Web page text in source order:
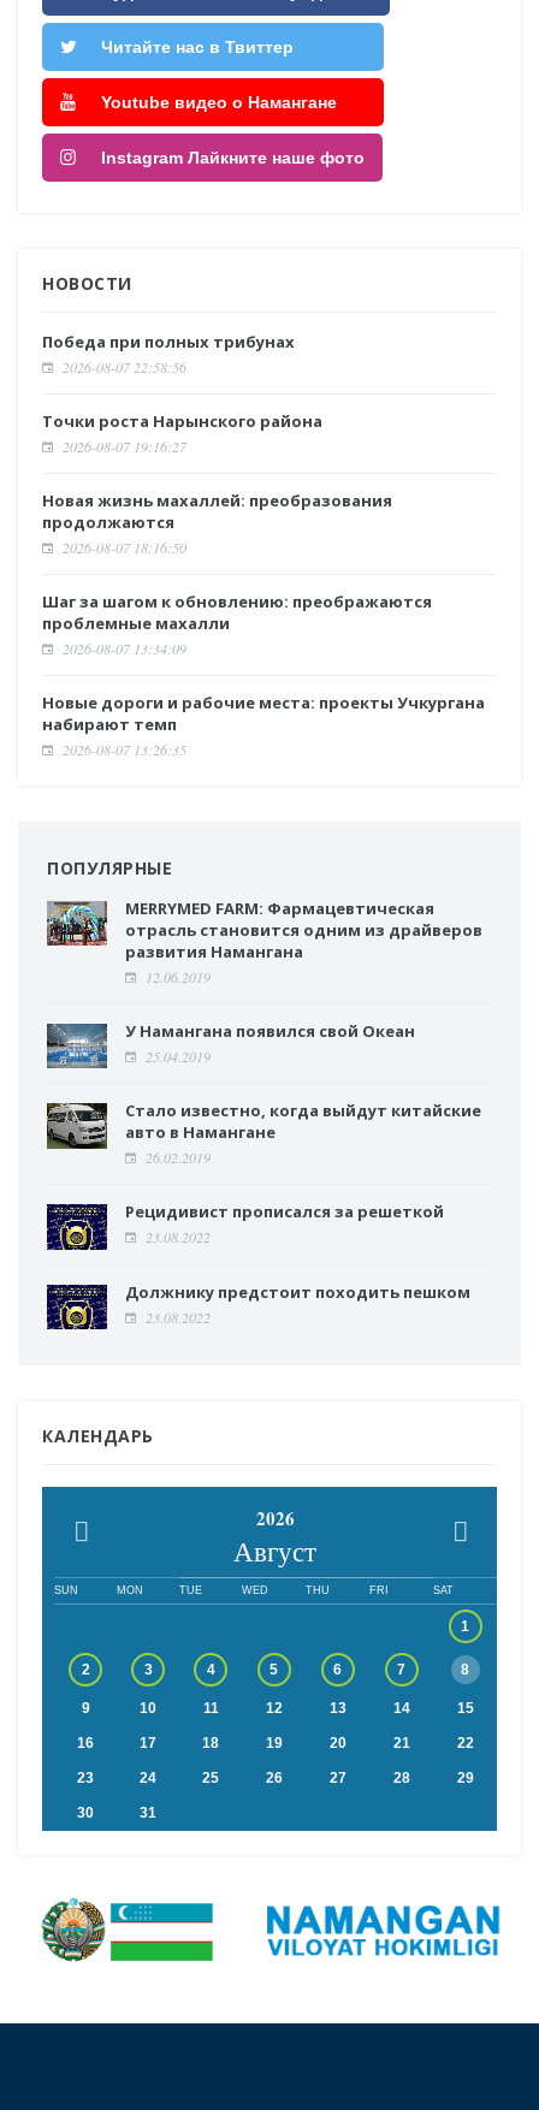
Читайте нас в Твиттер
Youtube видео о Намангане
Instagram Лайкните наше фото
НОВОСТИ
Победа при полных трибунах
2026-08-07 22:58:56
Точки роста Нарынского района
2026-08-07 19:16:27
Новая жизнь махаллей: преобразования
продолжаются
2026-08-07 18:16:50
Шаг за шагом к обновлению: преображаются
проблемные махалли
2026-08-07 13:34:09
Новые дороги и рабочие места: проекты Учкургана
набирают темп
2026-08-07 13:26:35
ПОПУЛЯРНЫЕ
MERRYMED FARM: Фармацевтическая
отрасль становится одним из драйверов
развития Намангана
12.06.2019
У Намангана появился свой Океан
25.04.2019
Стало известно, когда выйдут китайские
авто в Намангане
26.02.2019
Рецидивист прописался за решеткой
23.08.2022
Должнику предстоит походить пешком
23.08.2022
КАЛЕНДАРЬ
2026
Август
SUN MON TUE WED THU FRI SAT
1
2 3 4 5 6 7 8
9 10 11 12 13 14 15
16 17 18 19 20 21 22
23 24 25 26 27 28 29
30 31